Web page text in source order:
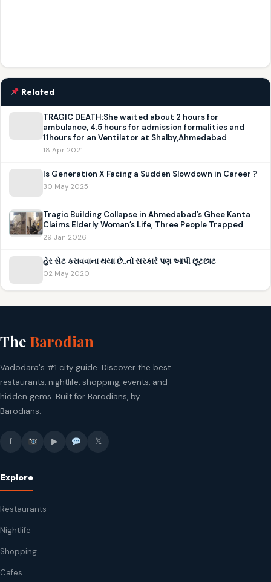
Related
TRAGIC DEATH:She waited about 2 hours for
ambulance, 4.5 hours for admission formalities and
11hours for an Ventilator at Shalby,Ahmedabad
18 Apr 2021
Is Generation X Facing a Sudden Slowdown in Career ?
30 May 2025
Tragic Building Collapse in Ahmedabad’s Ghee Kanta
Claims Elderly Woman’s Life, Three People Trapped
29 Jan 2026
હેર સેટ કરાવવાના થયા છે..તો સરકારે પણ આપી છૂટછાટ
02 May 2020
The Barodian
Vadodara's #1 city guide. Discover the best
restaurants, nightlife, shopping, events, and
hidden gems. Built for Barodians, by
Barodians.
f ▶ 𝕏
Explore
Restaurants
Nightlife
Shopping
Cafes